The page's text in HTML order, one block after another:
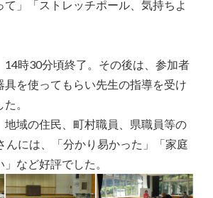
て」「ストレッチポール、気持ちよ
14時30分頃終了。その後は、参加者
具を使ってもらい先生の指導を受け
。
地域の住民、町村職員、県職員等の
んには、「分かり易かった」「家庭
など好評でした。